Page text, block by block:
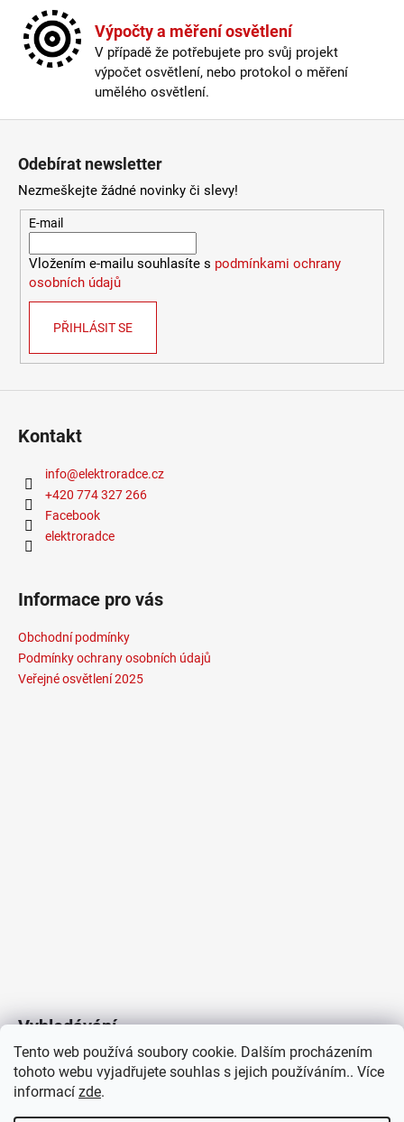
Tento web používá soubory cookie. Dalším procházením
tohoto webu vyjadřujete souhlas s jejich používáním.. Více
informací zde.
Výpočty a měření osvětlení
V případě že potřebujete pro svůj projekt
výpočet osvětlení, nebo protokol o měření
umělého osvětlení.
Odebírat newsletter
Nezmeškejte žádné novinky či slevy!
E-mail
Vložením e-mailu souhlasíte s podmínkami ochrany
osobních údajů
PŘIHLÁSIT SE
Kontakt
info@elektroradce.cz
+420 774 327 266
Facebook
elektroradce
Informace pro vás
Obchodní podmínky
Podmínky ochrany osobních údajů
Veřejné osvětlení 2025
Vyhledávání